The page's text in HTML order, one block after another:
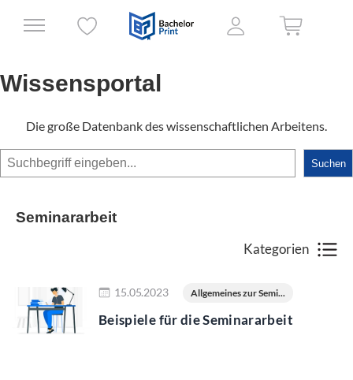
Wissensportal
Die große Datenbank des wissenschaftlichen Arbeitens.
Suchen Suchen
Seminararbeit
Kategorien
15.05.2023 Allgemeines zur Semi...
Beispiele für die Seminararbeit